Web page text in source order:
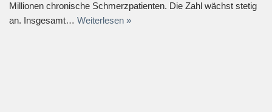
Millionen chronische Schmerzpatienten. Die Zahl wächst stetig
an. Insgesamt… Weiterlesen »